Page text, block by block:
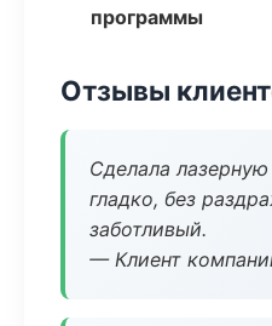
программы
Отзывы
Сделала
гладко, без
заботливый.
— Клиент